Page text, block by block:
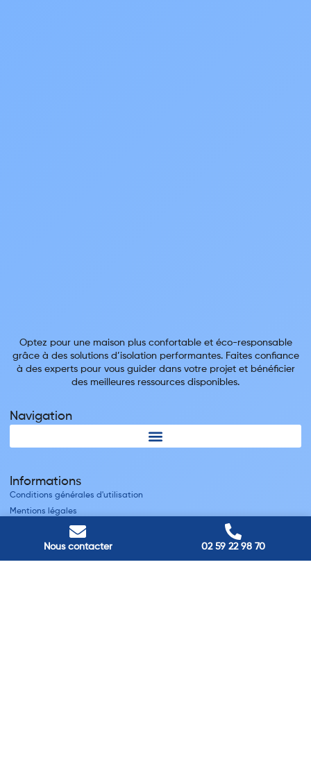
Nous contacter 02 59 22 98 70
Optez pour une maison plus confortable et éco-responsable
grâce à des solutions d’isolation performantes. Faites confiance
à des experts pour vous guider dans votre projet et bénéficier
des meilleures ressources disponibles.
Navigation
Informations
Conditions générales d'utilisation
Mentions légales
Nous contacter